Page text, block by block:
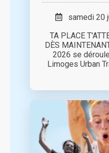
samedi 20
TA PLACE
DÈS
2026 se
Limoges Urban